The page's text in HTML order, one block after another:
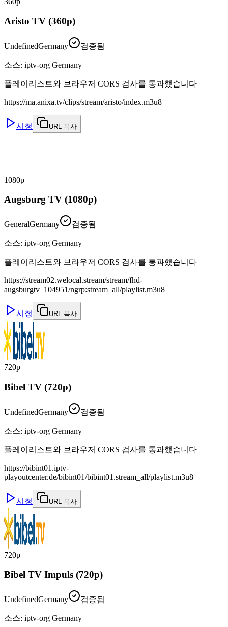
Aristo TV (360p)
UndefinedGermany 검증됨
소스: iptv-org Germany
플레이리스트와 브라우저 CORS 검사를 통과했습니다
https://ma.anixa.tv/clips/stream/aristo/index.m3u8
시청 URL 복사
1080p
Augsburg TV (1080p)
GeneralGermany 검증됨
소스: iptv-org Germany
플레이리스트와 브라우저 CORS 검사를 통과했습니다
https://stream02.welocal.stream/stream/fhd-
augsburgtv_104951/ngrp:stream_all/playlist.m3u8
시청 URL 복사
720p
Bibel TV (720p)
UndefinedGermany 검증됨
소스: iptv-org Germany
플레이리스트와 브라우저 CORS 검사를 통과했습니다
https://bibint01.iptv-
playoutcenter.de/bibint01/bibint01.stream_all/playlist.m3u8
시청 URL 복사
720p
Bibel TV Impuls (720p)
UndefinedGermany 검증됨
소스: iptv-org Germany